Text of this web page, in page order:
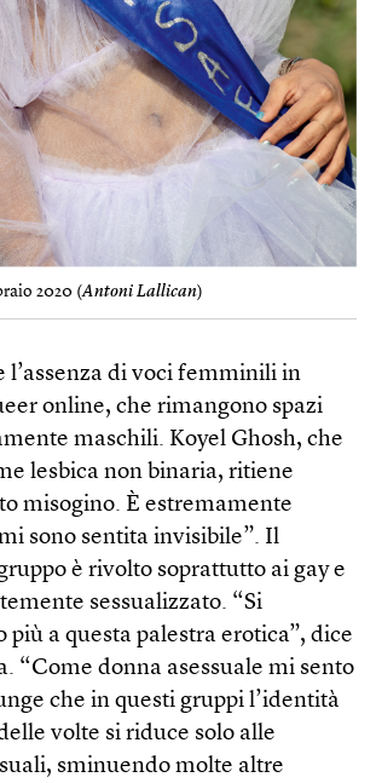
2020 (Antoni Lallican)
l’assenza di voci femminili in
online, che rimangono spazi
maschili. Koyel Ghosh, che
lesbica non binaria, ritiene
misogino. È estremamente
sono sentita invisibile”. Il
è rivolto soprattutto ai gay e
sessualizzato. “Si
più a questa palestra erotica”, dice
“Come donna asessuale mi sento
che in questi gruppi l’identità
volte si riduce solo alle
sminuendo molte altre